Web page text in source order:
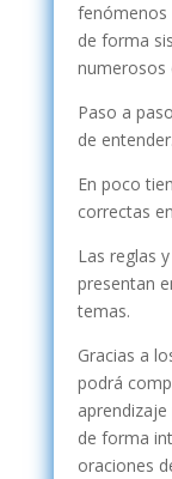
fenómenos
de forma
numerosos
Paso a
de entender.
En poco
correctas
Las reglas
presentan
temas.
Gracias a
podrá
de forma
oraciones